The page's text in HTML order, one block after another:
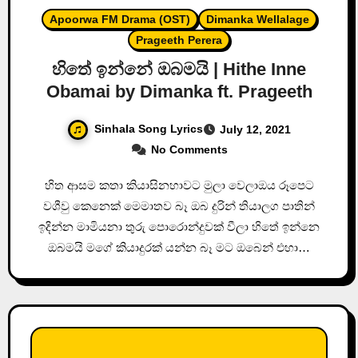
Apoorwa FM Drama (OST)
Dimanka Wellalage
Prageeth Perera
හිතේ ඉන්නේ ඔබමයි | Hithe Inne
Obamai by Dimanka ft. Prageeth
Sinhala Song Lyrics
July 12, 2021
No Comments
හිත ආසම කතා කියාසිනහාවට මුලා වෙලාඔය රූපෙට
වශීවු කෙනෙක් මෙමාතව බෑ ඔබ දුරින් තියාලග පාතින්
ඉදින්න මාමියනා තුරු පොරොන්දුවක් වීලා හිතේ ඉන්නෙ
ඔබමයි මගේ කියාදුරක් යන්න බෑ මට ඔබෙන් එහා…